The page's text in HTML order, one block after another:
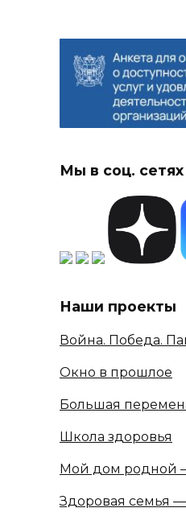
Мы в соц. сетях
Наши проекты
Война. Победа.
Окно в прошлое
Большая
Школа здоровья
Мой дом родной
Здоровая семья